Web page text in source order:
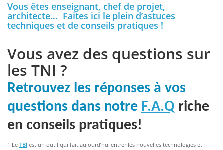
Vous êtes enseignant, chef de projet,
architecte… Faites ici le plein d’astuces
techniques et de conseils pratiques !
Vous avez des questions sur
les TNI ?
Retrouvez les réponses à vos
questions dans notre F.A.Q riche
en conseils pratiques!
1 Le TBI est un outil qui fait aujourd’hui entrer les nouvelles technologies et